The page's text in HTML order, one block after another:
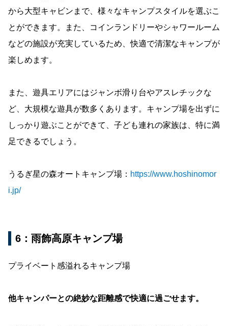
から大型キャビンまで、様々なキャンプスタイルを選ぶこ
とができます。また、コインランドリーやシャワールーム
などの施設が充実しているため、快適で清潔なキャンプが
楽しめます。
また、遊具エリアにはジャンボ滑り台やアスレチックな
ど、大規模な遊具が数多くあります。キャンプ場を出ずに
しっかり遊ぶことができて、子ども連れの家族は、特に満
足できるでしょう。
うるぎ星の森オートキャンプ場： https://www.hoshinomor
i.jp/
6：雨飾高原キャンプ場
プライベート感溢れるキャンプ場
他キャンパーとの絶妙な距離感で快適に過ごせます。